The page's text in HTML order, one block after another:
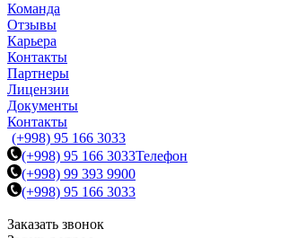
Команда
Отзывы
Карьера
Контакты
Партнеры
Лицензии
Документы
Контакты
(+998) 95 166 3033
(+998) 95 166 3033Телефон
(+998) 99 393 9900
(+998) 95 166 3033
Заказать звонок